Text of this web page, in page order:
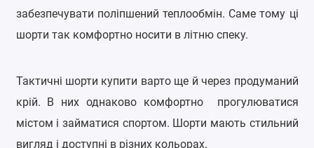
забезпечувати поліпшений теплообмін. Саме тому ці
шорти так комфортно носити в літню спеку.
Тактичні шорти купити варто ще й через продуманий
крій. В них однаково комфортно прогулюватися
містом і займатися спортом. Шорти мають стильний
вигляд і доступні в різних кольорах.